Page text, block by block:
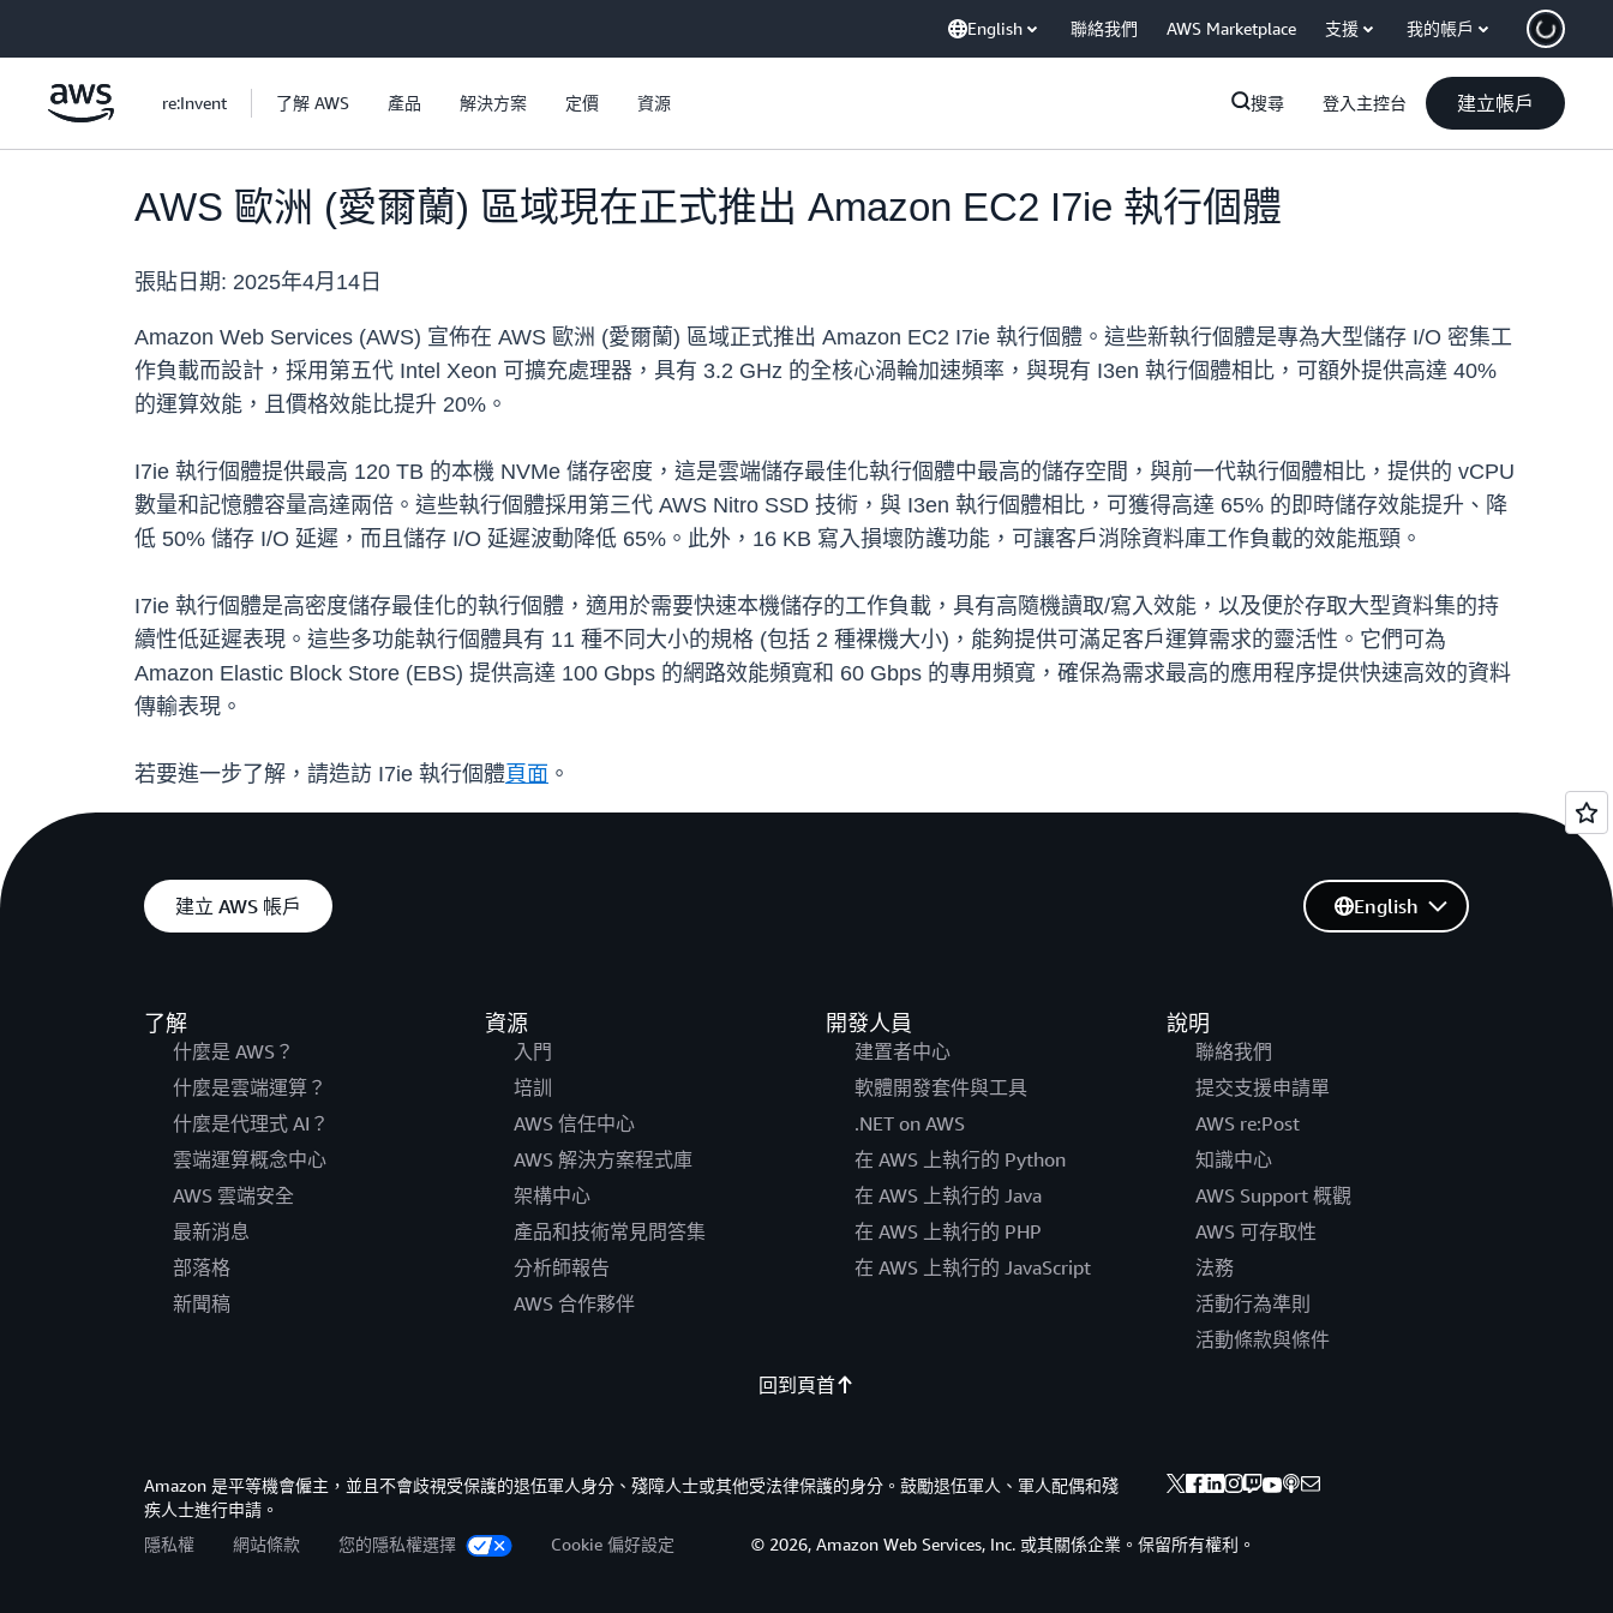
English 聯絡我們 AWS Marketplace 支援 我的帳戶
re:Invent 了解 AWS 產品 解決方案 定價 資源 搜尋 登入主控台 建立帳戶
AWS 歐洲 (愛爾蘭) 區域現在正式推出 Amazon EC2 I7ie 執行個體
張貼日期: 2025年4月14日
Amazon Web Services (AWS) 宣佈在 AWS 歐洲 (愛爾蘭) 區域正式推出 Amazon EC2 I7ie 執行個體。這些新執行個體是專為大型儲存 I/O 密集工
作負載而設計，採用第五代 Intel Xeon 可擴充處理器，具有 3.2 GHz 的全核心渦輪加速頻率，與現有 I3en 執行個體相比，可額外提供高達 40%
的運算效能，且價格效能比提升 20%。
I7ie 執行個體提供最高 120 TB 的本機 NVMe 儲存密度，這是雲端儲存最佳化執行個體中最高的儲存空間，與前一代執行個體相比，提供的 vCPU
數量和記憶體容量高達兩倍。這些執行個體採用第三代 AWS Nitro SSD 技術，與 I3en 執行個體相比，可獲得高達 65% 的即時儲存效能提升、降
低 50% 儲存 I/O 延遲，而且儲存 I/O 延遲波動降低 65%。此外，16 KB 寫入損壞防護功能，可讓客戶消除資料庫工作負載的效能瓶頸。
I7ie 執行個體是高密度儲存最佳化的執行個體，適用於需要快速本機儲存的工作負載，具有高隨機讀取/寫入效能，以及便於存取大型資料集的持
續性低延遲表現。這些多功能執行個體具有 11 種不同大小的規格 (包括 2 種裸機大小)，能夠提供可滿足客戶運算需求的靈活性。它們可為
Amazon Elastic Block Store (EBS) 提供高達 100 Gbps 的網路效能頻寬和 60 Gbps 的專用頻寬，確保為需求最高的應用程序提供快速高效的資料
傳輸表現。
若要進一步了解，請造訪 I7ie 執行個體 頁面 。
建立 AWS 帳戶
了解
什麼是 AWS？
什麼是雲端運算？
什麼是代理式 AI？
雲端運算概念中心
AWS 雲端安全
最新消息
部落格
新聞稿
資源
入門
培訓
AWS 信任中心
AWS 解決方案程式庫
架構中心
產品和技術常見問答集
分析師報告
AWS 合作夥伴
開發人員
建置者中心
軟體開發套件與工具
.NET on AWS
在 AWS 上執行的 Python
在 AWS 上執行的 Java
在 AWS 上執行的 PHP
在 AWS 上執行的 JavaScript
說明
聯絡我們
提交支援申請單
AWS re:Post
知識中心
AWS Support 概觀
AWS 可存取性
法務
活動行為準則
活動條款與條件
English
回到頁首
Amazon 是平等機會僱主，並且不會歧視受保護的退伍軍人身分、殘障人士或其他受法律保護的身分。鼓勵退伍軍人、軍人配偶和殘
疾人士進行申請。
隱私權
網站條款 您的隱私權選擇 Cookie 偏好設定 © 2026, Amazon Web Services, Inc. 或其關係企業。保留所有權利。